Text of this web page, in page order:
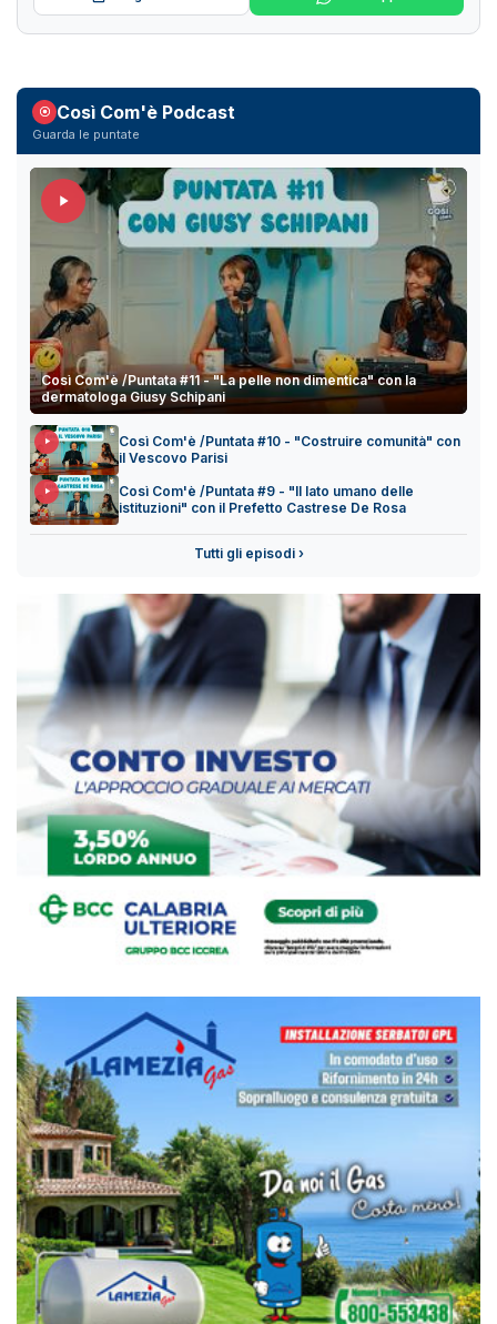
Così Com'è Podcast
Guarda le puntate
Così Com'è /Puntata #11 - "La pelle non dimentica" con la
dermatologa Giusy Schipani
Così Com'è /Puntata #10 - "Costruire comunità" con
il Vescovo Parisi
Così Com'è /Puntata #9 - "Il lato umano delle
istituzioni" con il Prefetto Castrese De Rosa
Tutti gli episodi ›